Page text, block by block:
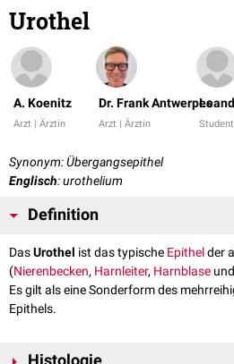
Urothel
A. Koenitz
Arzt | Ärztin
Dr. Frank Antwerpes
Arzt | Ärztin
Synonym: Übergangsepithel
Englisch: urothelium
Definition
DasUrothel ist das typische Epithelder
(Nierenbecken, Harnleiter, Harnblase
Es gilt als eine Sonderform des
Epithels.